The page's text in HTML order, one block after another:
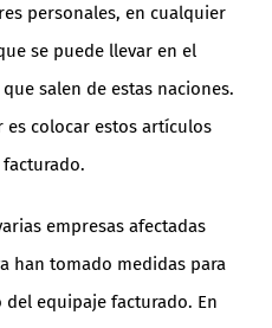
personales, en cualquier
se puede llevar en el
salen de estas naciones.
es colocar estos artículos
empresas afectadas
han tomado medidas para
equipaje facturado. En